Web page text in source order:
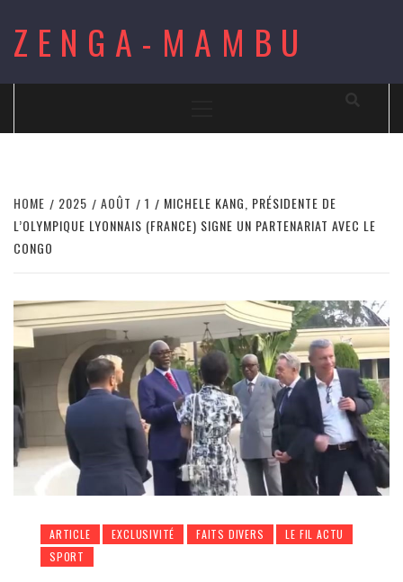
content
ZENGA-MAMBU
HOME 2025 AOÛT 1
MICHELE KANG, PRÉSIDENTE DE
L’OLYMPIQUE LYONNAIS (FRANCE) SIGNE UN PARTENARIAT AVEC LE
CONGO
ARTICLE EXCLUSIVITÉ FAITS DIVERS
LE FIL ACTU
SPORT